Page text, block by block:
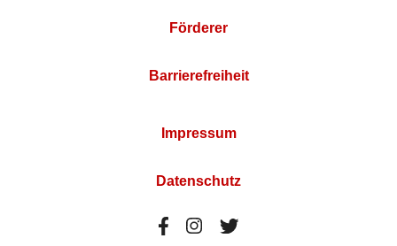
Förderer
Barrierefreiheit
Impressum
Datenschutz